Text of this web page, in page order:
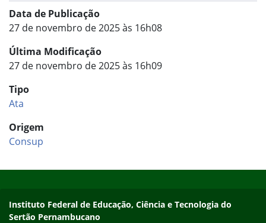
Data de Publicação
27 de novembro de 2025 às 16h08
Última Modificação
27 de novembro de 2025 às 16h09
Tipo
Ata
Origem
Consup
Endereço
Instituto Federal de Educação, Ciência e Tecnologia do
Sertão Pernambucano